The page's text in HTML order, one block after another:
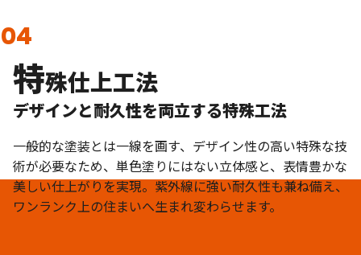
特殊仕上工法
デザインと耐久性を両立する特殊工法
一般的な塗装とは一線を画す、デザイン性の高い特殊な技
術が必要なため、単色塗りにはない立体感と、表情豊かな
美しい仕上がりを実現。紫外線に強い耐久性も兼ね備え、
ワンランク上の住まいへ生まれ変わらせます。